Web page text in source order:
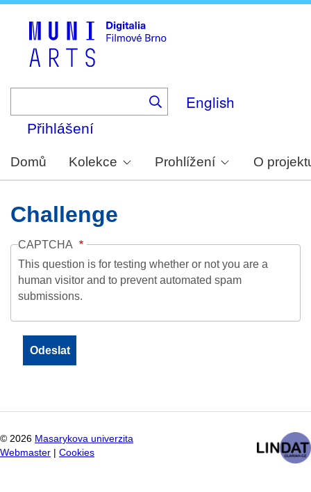
English
Přihlášení
Domů Kolekce Prohlížení O
Challenge
CAPTCHA
This question is for testing whether or not you are a
human visitor and to prevent automated spam
submissions.
© 2026 Masarykova univerzita
Webmaster
Cookies